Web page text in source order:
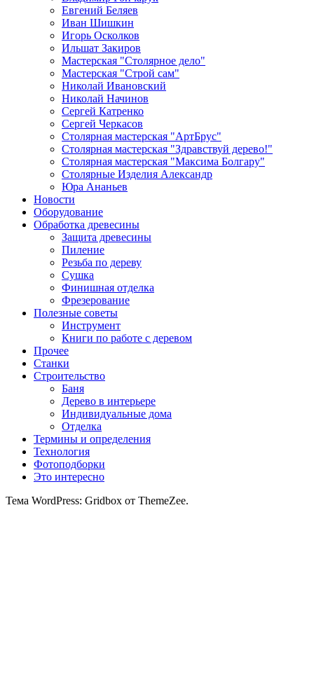
Евгений Беляев
Иван Шишкин
Игорь Осколков
Ильшат Закиров
Мастерская "Столярное дело"
Мастерская "Строй сам"
Николай Ивановский
Николай Начинов
Сергей Катренко
Сергей Черкасов
Столярная мастерская "АртБрус"
Столярная мастерская "Здравствуй дерево!"
Столярная мастерская "Максима Болгару"
Столярные Изделия Александр
Юра Ананьев
Новости
Оборудование
Обработка древесины
Защита древесины
Пиление
Резьба по дереву
Сушка
Финишная отделка
Фрезерование
Полезные советы
Инструмент
Книги по работе с деревом
Прочее
Станки
Строительство
Баня
Дерево в интерьере
Индивидуальные дома
Отделка
Термины и определения
Технология
Фотоподборки
Это интересно
Тема WordPress: Gridbox от ThemeZee.